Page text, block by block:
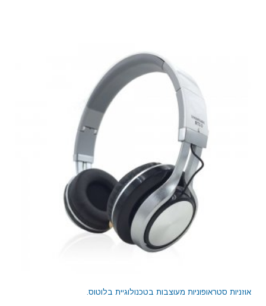
אוזניות סטראופוניות מעוצבות בטכנולוגיית בלוטוס.